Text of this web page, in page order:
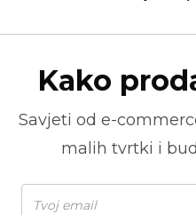
Kako
Savjeti od e-
malih tvrtki i